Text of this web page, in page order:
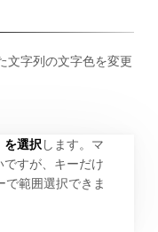
文字列の文字色を変更
を選択 します。マ
すが、キーだけ
で範囲選択できま